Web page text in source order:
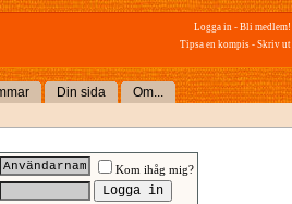
Logga in - Bli medlem!
Tipsa en kompis - Skriv ut
Din sida Om...
Kom ihåg mig?